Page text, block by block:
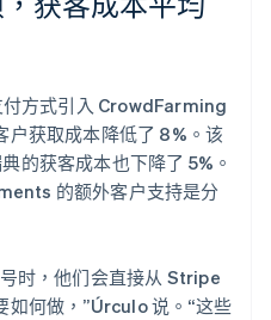
方式引入 CrowdFarming
户获取成本降低了 8%。该
的获客成本也下降了 5%。
的额外客户支持是分
时，他们会直接从 Stripe
如何做，”Úrculo 说。“这些